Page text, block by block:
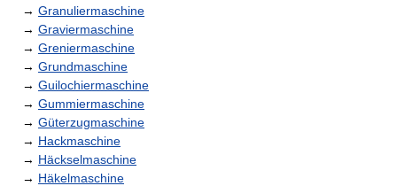
→ Granuliermaschine
→ Graviermaschine
→ Greniermaschine
→ Grundmaschine
→ Guilochiermaschine
→ Gummiermaschine
→ Güterzugmaschine
→ Hackmaschine
→ Häckselmaschine
→ Häkelmaschine